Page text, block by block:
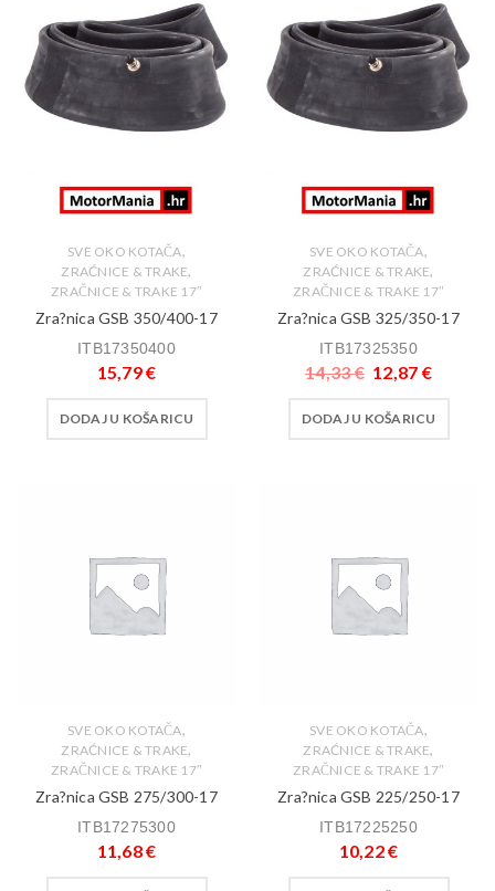
SVE OKO KOTAČA,
ZRAĆNICE & TRAKE,
ZRAČNICE & TRAKE 17″
Zra?nica GSB 350/400-17
ITB17350400
15,79€
DODAJ U KOŠARICU
SVE OKO KOTAČA,
ZRAĆNICE & TRAKE,
ZRAČNICE & TRAKE 17″
Zra?nica GSB 325/350-17
ITB17325350
14,33€ 12,87 €
DODAJ U KOŠARICU
SVE OKO KOTAČA,
ZRAĆNICE & TRAKE,
ZRAČNICE & TRAKE 17″
Zra?nica GSB 275/300-17
ITB17275300
11,68€
SVE OKO KOTAČA,
ZRAĆNICE & TRAKE,
ZRAČNICE & TRAKE 17″
Zra?nica GSB 225/250-17
ITB17225250
10,22€